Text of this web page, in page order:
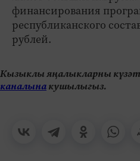
финансирования
республиканского
рублей.
Кызыклы яңалыкларны
каналынакушылыгыз.